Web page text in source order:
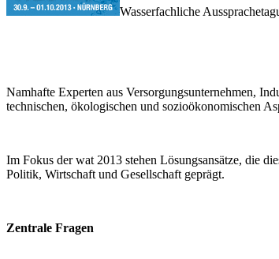
Wasserfachliche
Namhafte Experten aus Versorgungsunternehmen,
technischen, ökologischen und sozioökonomischen
Im Fokus der wat 2013 stehen Lösungsansätze, die
Politik, Wirtschaft und Gesellschaft geprägt.
Zentrale Fragen